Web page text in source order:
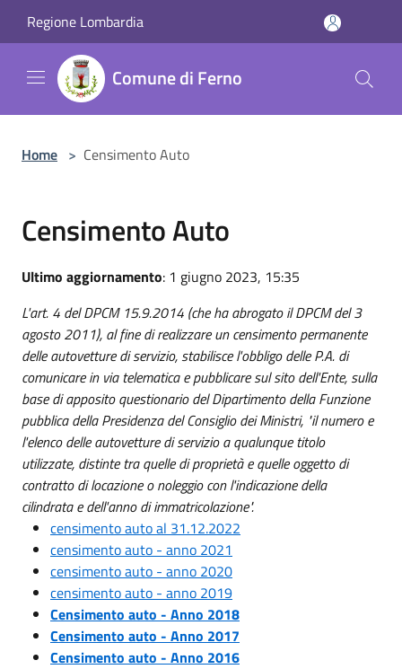
Regione Lombardia
Comune di Ferno
Home > Censimento Auto
Censimento Auto
Ultimo aggiornamento: 1 giugno 2023, 15:35
L'art. 4 del DPCM 15.9.2014 (che ha abrogato il DPCM del 3
agosto 2011), al fine di realizzare un censimento permanente
delle autovetture di servizio, stabilisce l'obbligo delle P.A. di
comunicare in via telematica e pubblicare sul sito dell'Ente, sulla
base di apposito questionario del Dipartimento della Funzione
pubblica della Presidenza del Consiglio dei Ministri, "il numero e
l'elenco delle autovetture di servizio a qualunque titolo
utilizzate, distinte tra quelle di proprietà e quelle oggetto di
contratto di locazione o noleggio con l'indicazione della
cilindrata e dell'anno di immatricolazione".
censimento auto al 31.12.2022
censimento auto - anno 2021
censimento auto - anno 2020
censimento auto - anno 2019
Censimento auto - Anno 2018
Censimento auto - Anno 2017
Censimento auto - Anno 2016